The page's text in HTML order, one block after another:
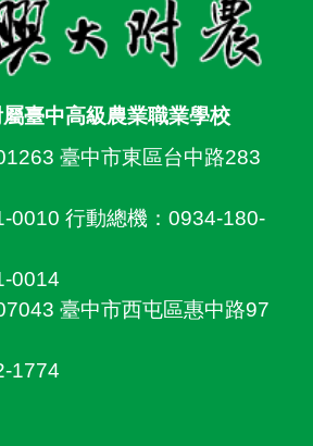
臺中高級農業職業學校
臺中市東區台中路283
0010 行動總機：0934-180-
0014
臺中市西屯區惠中路97
1774